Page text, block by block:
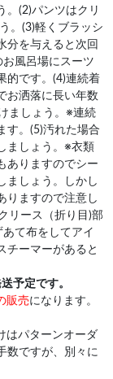
。(2)パンツはクリ
。(3)軽くブラッシ
分を与えると次回
風呂場にスーツ
的です。(4)連続着
お洒落に長い年数
ましょう。※連続
す。(5)汚れた場合
ましょう。※衣類
ありますのでシー
ましょう。しかし
りますので注意し
リース（折り目)部
て布をしてアイ
チーマーがあると
予定です。
販売になります。
はパターンオーダ
数ですが、別々に